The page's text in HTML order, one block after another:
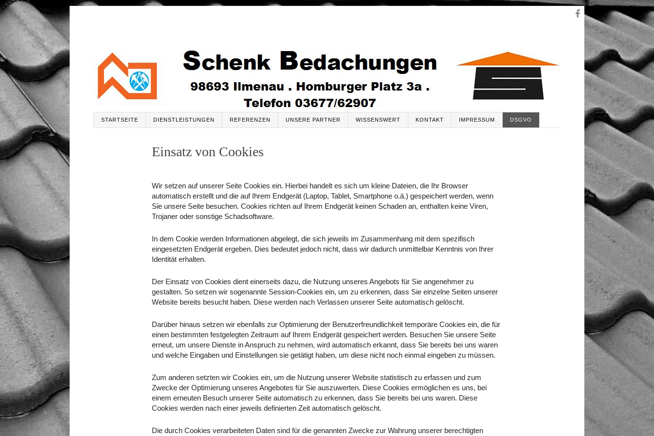
STARTSEITE DIENSTLEISTUNGEN REFERENZEN UNSERE PARTNER WISSENSWERT KONTAKT IMPRESSUM DSGVO
Einsatz von Cookies
Wir setzen auf unserer Seite Cookies ein. Hierbei handelt es sich um kleine Dateien, die Ihr Browser
automatisch erstellt und die auf Ihrem Endgerät (Laptop, Tablet, Smartphone o.ä.) gespeichert werden, wenn
Sie unsere Seite besuchen. Cookies richten auf Ihrem Endgerät keinen Schaden an, enthalten keine Viren,
Trojaner oder sonstige Schadsoftware.
In dem Cookie werden Informationen abgelegt, die sich jeweils im Zusammenhang mit dem spezifisch
eingesetzten Endgerät ergeben. Dies bedeutet jedoch nicht, dass wir dadurch unmittelbar Kenntnis von Ihrer
Identität erhalten.
Der Einsatz von Cookies dient einerseits dazu, die Nutzung unseres Angebots für Sie angenehmer zu
gestalten. So setzen wir sogenannte Session-Cookies ein, um zu erkennen, dass Sie einzelne Seiten unserer
Website bereits besucht haben. Diese werden nach Verlassen unserer Seite automatisch gelöscht.
Darüber hinaus setzen wir ebenfalls zur Optimierung der Benutzerfreundlichkeit temporäre Cookies ein, die für
einen bestimmten festgelegten Zeitraum auf Ihrem Endgerät gespeichert werden. Besuchen Sie unsere Seite
erneut, um unsere Dienste in Anspruch zu nehmen, wird automatisch erkannt, dass Sie bereits bei uns waren
und welche Eingaben und Einstellungen sie getätigt haben, um diese nicht noch einmal eingeben zu müssen.
Zum anderen setzten wir Cookies ein, um die Nutzung unserer Website statistisch zu erfassen und zum
Zwecke der Optimierung unseres Angebotes für Sie auszuwerten. Diese Cookies ermöglichen es uns, bei
einem erneuten Besuch unserer Seite automatisch zu erkennen, dass Sie bereits bei uns waren. Diese
Cookies werden nach einer jeweils definierten Zeit automatisch gelöscht.
Die durch Cookies verarbeiteten Daten sind für die genannten Zwecke zur Wahrung unserer berechtigten